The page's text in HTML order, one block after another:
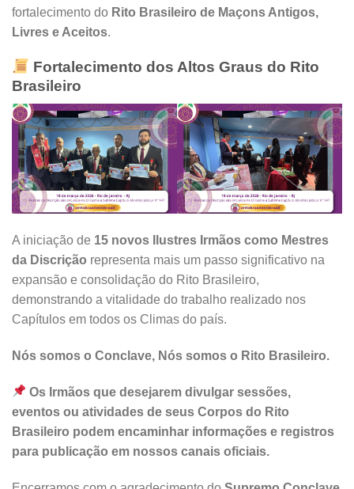
fortalecimento do Rito Brasileiro de Maçons Antigos,
Livres e Aceitos.
Fortalecimento dos Altos Graus do Rito
Brasileiro
A iniciação de 15 novos Ilustres Irmãos como Mestres
da Discrição representa mais um passo significativo na
expansão e consolidação do Rito Brasileiro,
demonstrando a vitalidade do trabalho realizado nos
Capítulos em todos os Climas do país.
Nós somos o Conclave, Nós somos o Rito Brasileiro.
Os Irmãos que desejarem divulgar sessões,
eventos ou atividades de seus Corpos do Rito
Brasileiro podem encaminhar informações e registros
para publicação em nossos canais oficiais.